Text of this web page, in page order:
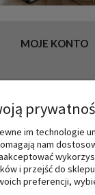
MOJE KONTO
O NAS
im technologie
nam
i przejść do
preferencji,